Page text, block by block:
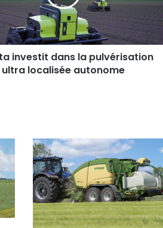
investit dans la pulvérisation
ultra localisée autonome